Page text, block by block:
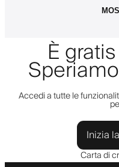
È
Accedi a tutte le
Inizia
Carta di